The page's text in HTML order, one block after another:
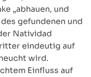
„abhauen, und
gefundenen und
Natividad
eindeutig auf
wird.
Einfluss auf